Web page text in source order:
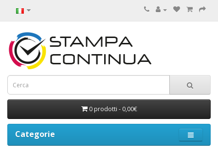
0 prodotti - 0,00€
Categorie